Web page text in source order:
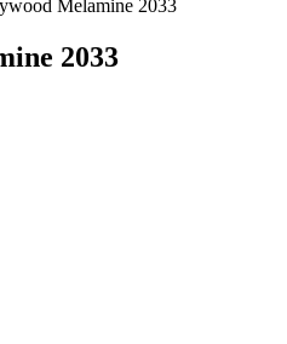
Melamine 2033
2033